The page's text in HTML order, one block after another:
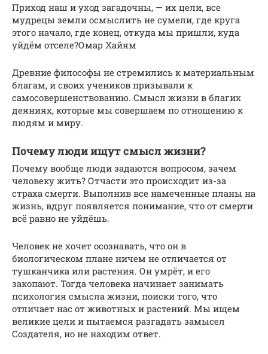
Приход наш и уход загадочны, — их цели, все
мудрецы земли осмыслить не сумели, где круга
этого начало, где конец, откуда мы пришли, куда
уйдём отселе?Омар Хайям
Древние философы не стремились к материальным
благам, и своих учеников призывали к
самосовершенствованию. Смысл жизни в благих
деяниях, которые мы совершаем по отношению к
людям и миру.
Почему люди ищут смысл жизни?
Почему вообще люди задаются вопросом, зачем
человеку жить? Отчасти это происходит из-за
страха смерти. Выполнив все намеченные планы на
жизнь, вдруг появляется понимание, что от смерти
всё равно не уйдёшь.
Человек не хочет осознавать, что он в
биологическом плане ничем не отличается от
тушканчика или растения. Он умрёт, и его
закопают. Тогда человека начинает занимать
психология смысла жизни, поиски того, что
отличает нас от животных и растений. Мы ищем
великие цели и пытаемся разгадать замысел
Создателя, но не находим ответ.